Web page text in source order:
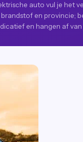
auto vul je het
en provincie;
en hangen af van